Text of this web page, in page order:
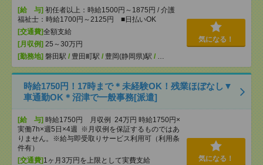
[給 与] 初任者以上：時給1500円～1875円 / 介護
福祉士：時給1700円～2125円 ■日払いOK
[交通費]全額支給
[月収例] 25～30万円
[勤務地] 磐田駅 / 豊田町駅 / 豊岡(静岡県)駅 / …
気になる！
時給1750円！17時まで＊未経験OK！残業ほぼなし▼
車通勤OK＊沼津で一般事務[派遣]
[給 与] 時給1750円 月収例 24万円 時給1750円×
実働7h×週5日×4週 ※月収例を保証するものではあ
りません。※給与即受取りサービス利用可（利用条
件有）
[交通費] 1ヶ月3万円を上限として実費支給
気になる！